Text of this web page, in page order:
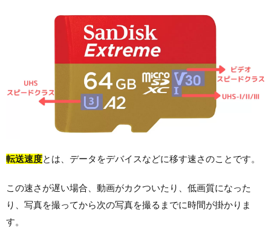
転送速度とは、データをデバイスなどに移す速さのことです。
この速さが遅い場合、動画がカクついたり、低画質になった
り、写真を撮ってから次の写真を撮るまでに時間が掛かりま
す。